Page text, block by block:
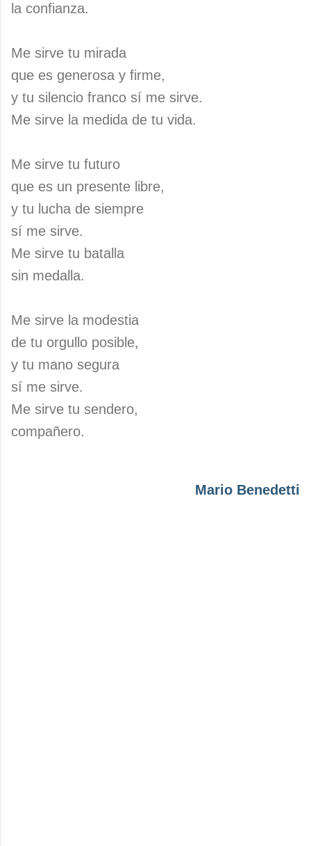
la confianza.
Me sirve tu mirada
que es generosa y firme,
y tu silencio franco sí me sirve.
Me sirve la medida de tu vida.
Me sirve tu futuro
que es un presente libre,
y tu lucha de siempre
sí me sirve.
Me sirve tu batalla
sin medalla.
Me sirve la modestia
de tu orgullo posible,
y tu mano segura
sí me sirve.
Me sirve tu sendero,
compañero.
Mario Benedetti